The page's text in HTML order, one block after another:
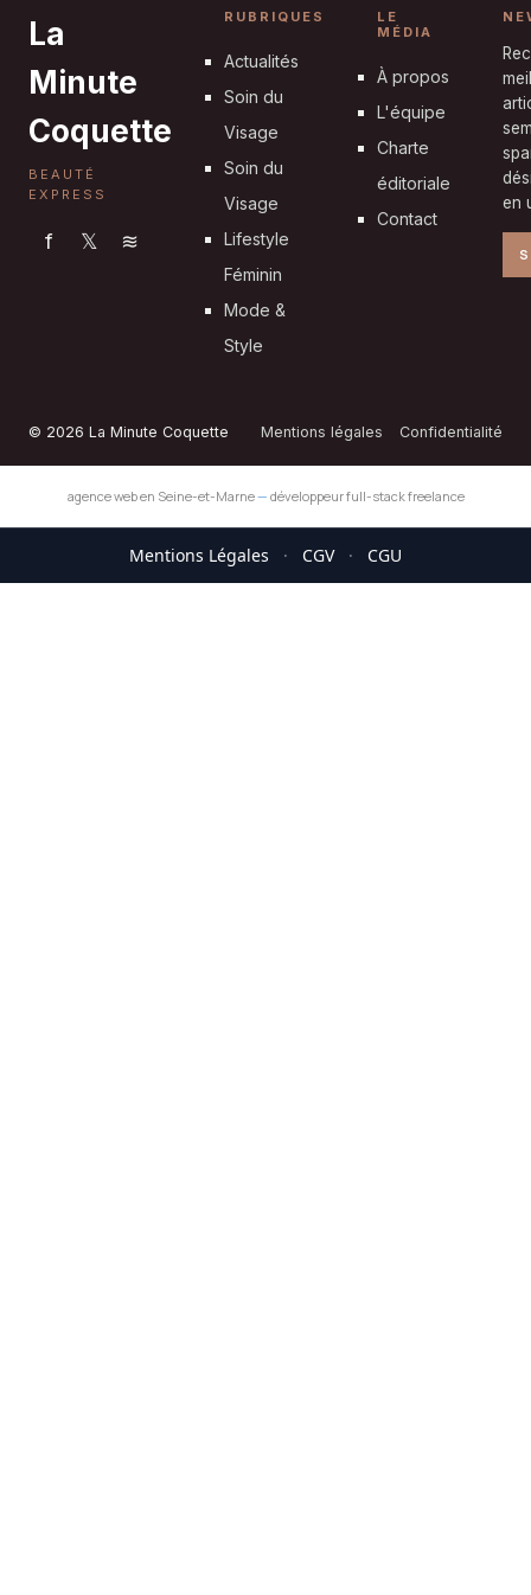
La
Minute
Coquette
BEAUTÉ
EXPRESS
f 𝕏 ≋
RUBRIQUES
Actualités
Soin du
Visage
Soin du
Visage
Lifestyle
Féminin
Mode &
Style
LE
MÉDIA
À propos
L'équipe
Charte
éditoriale
Contact
en
© 2026 La Minute Coquette Mentions légales Confidentialité
agence web en Seine-et-Marne— développeur full-stack freelance
Mentions Légales · CGV · CGU